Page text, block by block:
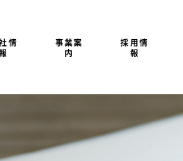
情
事業案
内
採用情
報